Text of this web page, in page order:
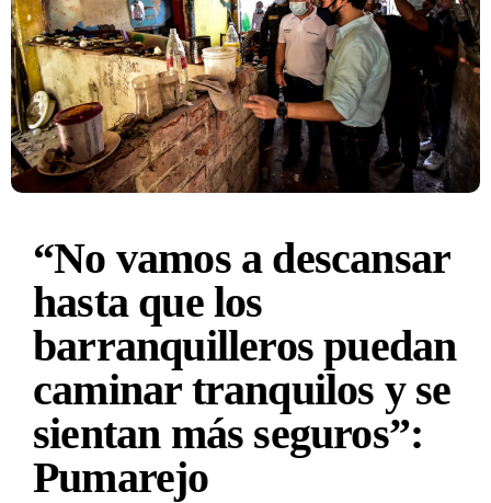
“No vamos a descansar
hasta que los
barranquilleros puedan
caminar tranquilos y se
sientan más seguros”:
Pumarejo